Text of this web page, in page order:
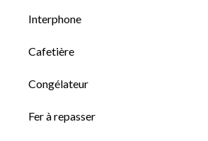
Interphone
Cafetière
Congélateur
Fer à repasser